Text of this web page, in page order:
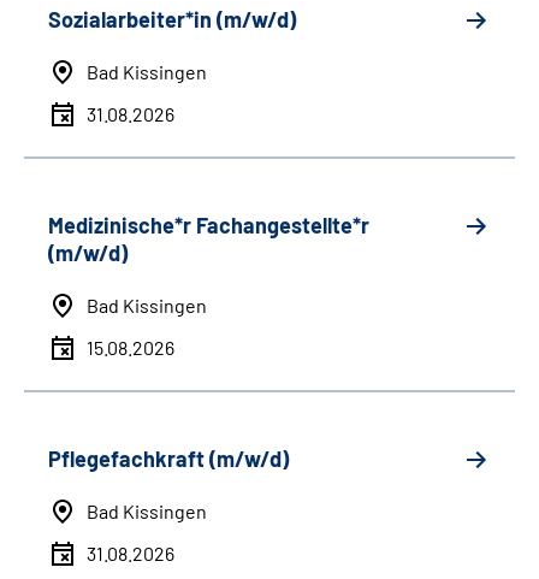
Sozialarbeiter*in (m/w/d)
Bad Kissingen
31.08.2026
Medizinische*r Fachangestellte*r
(m/w/d)
Bad Kissingen
15.08.2026
Pflegefachkraft (m/w/d)
Bad Kissingen
31.08.2026